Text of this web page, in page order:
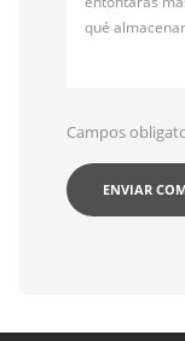
qué
Campos